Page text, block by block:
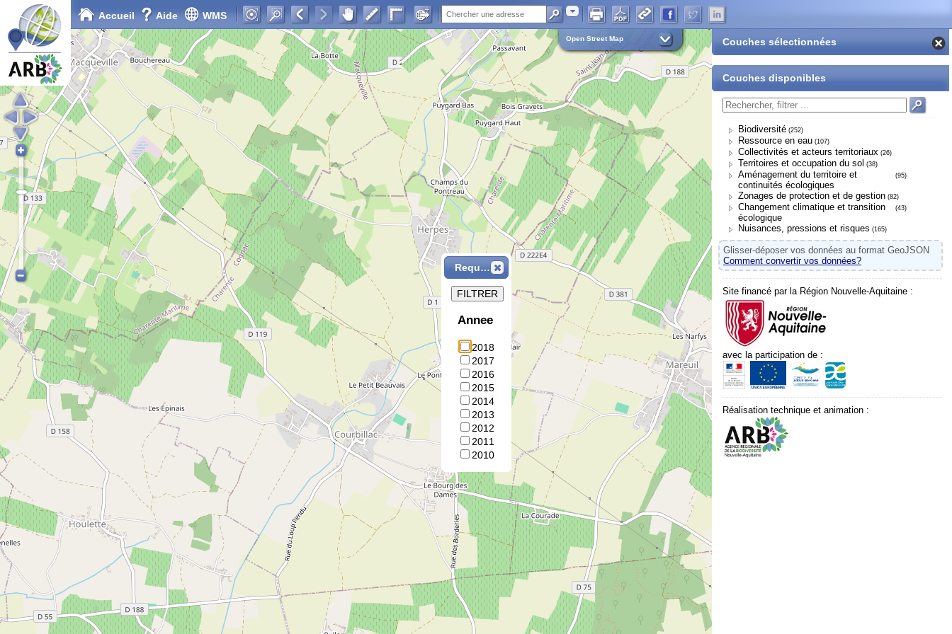
Accueil Aide WMS Adresse
Open Street Map Couches sélectionnées
Couches disponibles
Biodiversité (252)
Ressource en eau (107)
Collectivités et acteurs territoriaux (26)
Territoires et occupation du sol (38)
Aménagement du territoire et
continuités écologiques
(95)
Zonages de protection et de gestion (82)
Changement climatique et transition
écologique
(43)
Nuisances, pressions et risques (165)
Glisser-déposer vos données au format GeoJSON
Comment convertir vos données?
Site financé par la Région Nouvelle-Aquitaine :
avec la participation de :
Réalisation technique et animation :
Requête
Annee
2018
2017
2016
2015
2014
2013
2012
2011
2010
FILTRER